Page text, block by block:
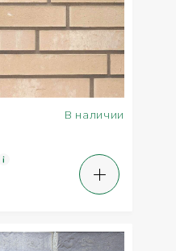
В наличии